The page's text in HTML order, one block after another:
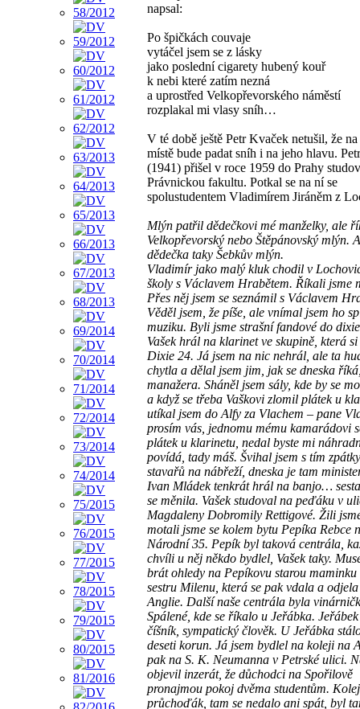
napsal:
Po špičkách couvaje
vytáčel jsem se z lásky
jako poslední cigarety hubený kouř
k nebi které zatím nezná
a uprostřed Velkopřevorského náměstí
rozplakal mi vlasy sníh…
V té době ještě Petr Kvaček netušil, že na
místě bude padat sníh i na jeho hlavu.
(1941) přišel v roce 1959 do Prahy
Právnickou fakultu. Potkal se na ní se
spolustudentem Vladimírem Jiráněm z
Mlýn patřil dědečkovi mé manželky, ale
Velkopřevorský nebo Štěpánovský mlýn.
dědečka taky Šebkův mlýn.
Vladimír jako malý kluk chodil v
školy s Václavem Hrabětem. Říkali jsme
Přes něj jsem se seznámil s Václavem
Věděl jsem, že píše, ale vnímal jsem ho
muziku. Byli jsme strašní fandové do
Vašek hrál na klarinet ve skupině, která
Dixie 24. Já jsem na nic nehrál, ale ta
chytla a dělal jsem jim, jak se dneska
manažera. Sháněl jsem sály, kde by se
a když se třeba Vaškovi zlomil plátek u
utíkal jsem do Alfy za Vlachem – pane
prosím vás, jednomu mému kamarádovi
plátek u klarinetu, nedal byste mi
povídá, tady máš. Švihal jsem s tím
stavařů na nábřeží, dneska je tam
Ivan Mládek tenkrát hrál na banjo…
se měnila. Vašek studoval na peďáku v
Magdaleny Dobromily Rettigové. Žili
motali jsme se kolem bytu Pepíka Rebce
Národní 35. Pepík byl taková centrála,
chvíli u něj někdo bydlel, Vašek taky.
brát ohledy na Pepíkovu starou maminku
sestru Milenu, která se pak vdala a
Anglie. Další naše centrála byla
Spálené, kde se říkalo u Jeřábka.
číšník, sympatický člověk. U Jeřábka
deseti korun. Já jsem bydlel na koleji na
pak na S. K. Neumanna v Petrské ulici.
objevil inzerát, že důchodci na Spořilově
pronajmou pokoj dvěma studentům.
průchoďák, tam se nedalo ani spát, byl